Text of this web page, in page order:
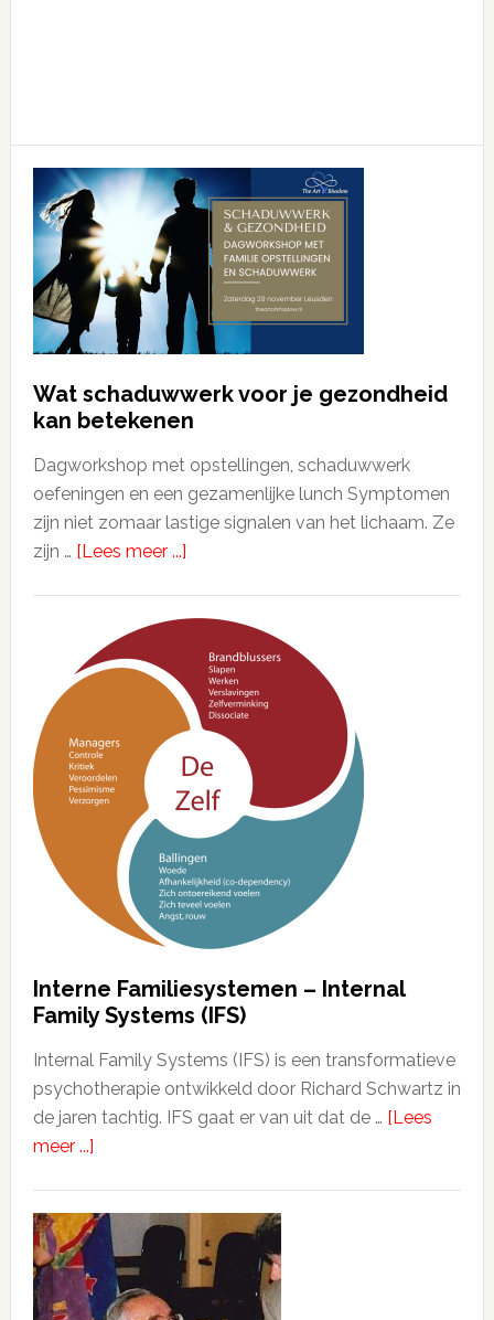
Wat schaduwwerk voor je gezondheid
kan betekenen
Dagworkshop met opstellingen, schaduwwerk
oefeningen en een gezamenlijke lunch Symptomen
zijn niet zomaar lastige signalen van het lichaam. Ze
zijn … [Lees meer ...]
Interne Familiesystemen – Internal
Family Systems (IFS)
Internal Family Systems (IFS) is een transformatieve
psychotherapie ontwikkeld door Richard Schwartz in
de jaren tachtig. IFS gaat er van uit dat de … [Lees
meer ...]